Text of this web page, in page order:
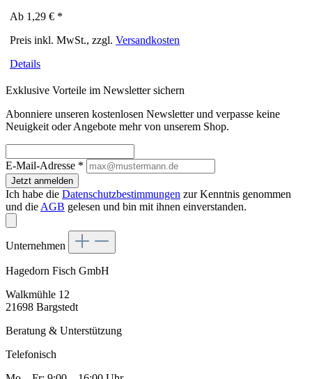
Ab 1,29 € *
Preis inkl. MwSt., zzgl. Versandkosten
Details
Exklusive Vorteile im Newsletter sichern
Abonniere unseren kostenlosen Newsletter und verpasse keine
Neuigkeit oder Angebote mehr von unserem Shop.
E-Mail-Adresse *
Jetzt anmelden
Ich habe die Datenschutzbestimmungen zur Kenntnis genommen
und die AGB gelesen und bin mit ihnen einverstanden.
Unternehmen
Hagedorn Fisch GmbH
Walkmühle 12
21698 Bargstedt
Beratung & Unterstützung
Telefonisch